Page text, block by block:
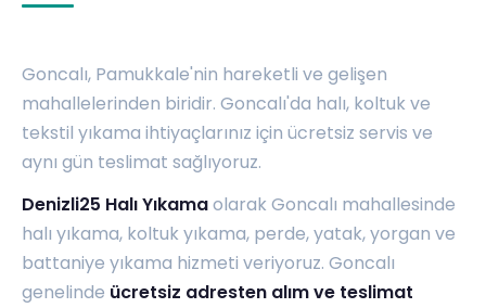
Goncalı, Pamukkale'nin hareketli ve gelişen
mahallelerinden biridir. Goncalı'da halı, koltuk ve
tekstil yıkama ihtiyaçlarınız için ücretsiz servis ve
aynı gün teslimat sağlıyoruz.
Denizli25 Halı Yıkamaolarak Goncalı mahallesinde
halı yıkama, koltuk yıkama, perde, yatak, yorgan ve
battaniye yıkama hizmeti veriyoruz. Goncalı
genelinde ücretsiz adresten alım ve teslimat